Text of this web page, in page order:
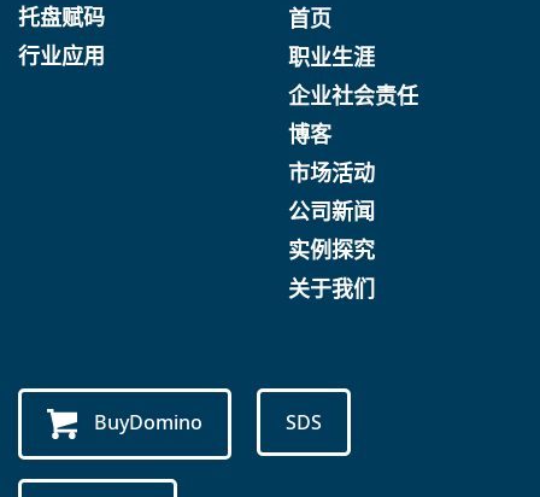
托盘赋码
行业应用
首页
职业生涯
企业社会责任
博客
市场活动
公司新闻
实例探究
关于我们
BuyDomino SDS